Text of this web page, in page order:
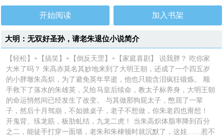
开始阅读 加入书架
大明：无双好圣孙，请老朱退位小说简介
【轻松】+【搞笑】+【倒反天罡】+【家庭喜剧】 说我胖？ 吃你家
大米了吗？ 朱高赤莫名其妙地来到了大明王朝，还成了一个四五岁
的小胖墩朱高炽，为了避免英年早逝，他也只能含泪疯狂锻炼。 顺
手救下了落水的朱雄英，又给马皇后续命，教太子标养身，大明王朝
的命运悄然间已经发生了改变。 与其做那狗屁太子，憋屈了一辈
子，然后十月驾崩，不如掀桌子，老子不想做，你朱老四也甭想！
开鬼背、练龙筋，板肋虬结，九龙二虎！ 当朱高炽体脂率降到百分
之二，能徒手打穿一面墙，老朱和朱棣顿时就沉默了，这娃……惹不